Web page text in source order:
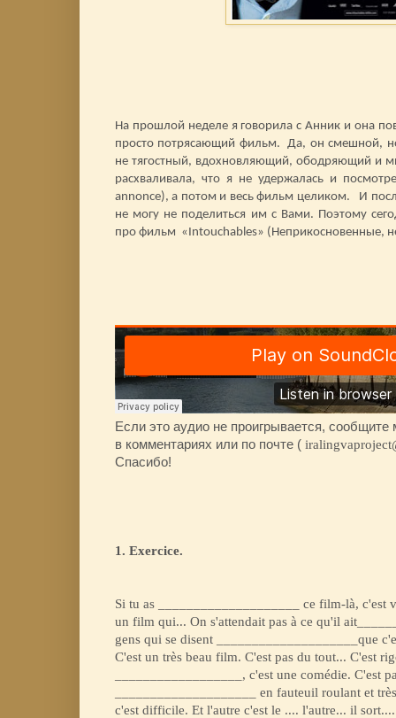
На прошлой неделе я говорила с Анник и она
просто потрясающий фильм.
Да, он смешной,
не тягостный, вдохновляющий, ободряющий и
расхваливала, что я не удержалась и
annonce), а потом и весь фильм целиком.
И
не могу не поделиться им с Вами. Поэтому
про фильм «Intouchables» (Неприкосновенные,
Если это аудио не проигрывается,
в комментариях или по почте (
Спасибо!
1. Exercice.
Si tu as ____________________ ce film-là, c'est
un film qui... On s'attendait pas à ce qu'il
gens qui se disent ____________________que
C'est un très beau film. C'est pas du tout... C'est
__________________, c'est une comédie. C'est
____________________ en fauteuil roulant et
c'est difficile. Et l'autre c'est le .... l'autre... il